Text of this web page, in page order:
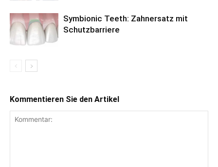
Symbionic Teeth: Zahnersatz mit
Schutzbarriere
Kommentieren Sie den Artikel